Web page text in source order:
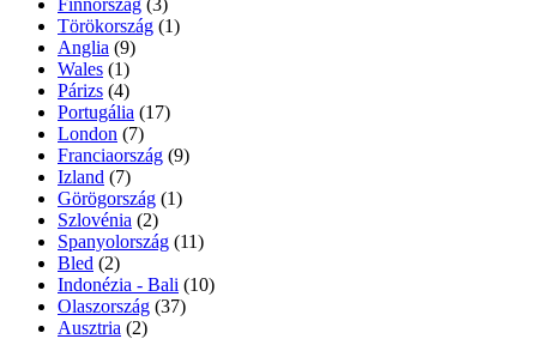
Törökország (1)
Anglia (9)
Wales (1)
Párizs (4)
Portugália (17)
London (7)
Franciaország (9)
Izland (7)
Görögország (1)
Szlovénia (2)
Spanyolország (11)
Bled (2)
Indonézia - Bali (10)
Olaszország (37)
Ausztria (2)